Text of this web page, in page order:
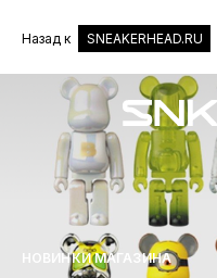
Назад к SNEAKERHEAD.RU
НОВИНКИ МАГАЗИНА